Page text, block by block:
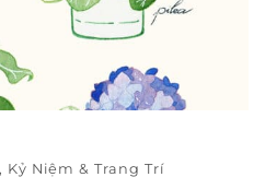
Kỷ Niệm & Trang Trí